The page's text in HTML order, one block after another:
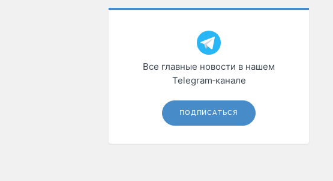
Все главные новости в нашем
Telegram‑канале
ПОДПИСАТЬСЯ